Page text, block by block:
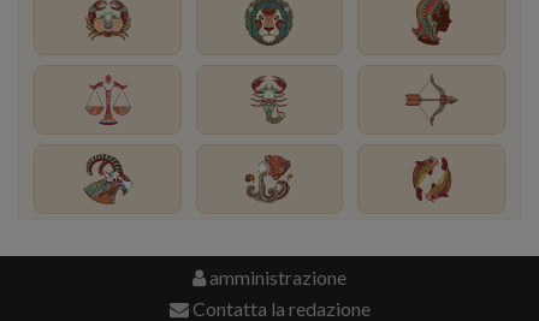
amministrazione
Contatta la redazione